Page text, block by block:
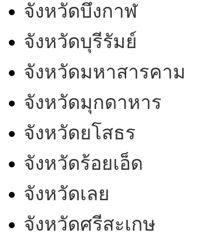
จังหวัดบึงกาฬ
จังหวัดบุรีรัมย์
จังหวัดมหาสารคาม
จังหวัดมุกดาหาร
จังหวัดยโสธร
จังหวัดร้อยเอ็ด
จังหวัดเลย
จังหวัดศรีสะเกษ